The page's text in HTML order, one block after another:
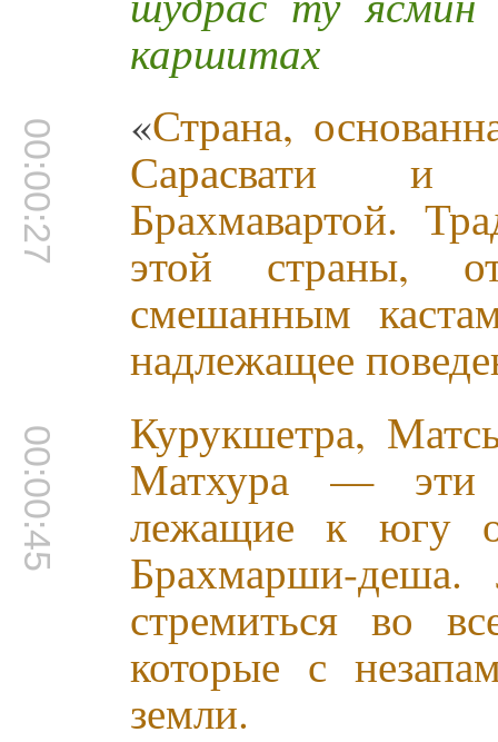
каршитах
00:00:27 «Страна,
Сарасвати и
Брахмавартой.
этой страны,
смешанным
надлежащее
00:00:45 Курукшетра,
Матхура — эти
лежащие к югу
Брахмарши-
стремиться во
которые с
земли.